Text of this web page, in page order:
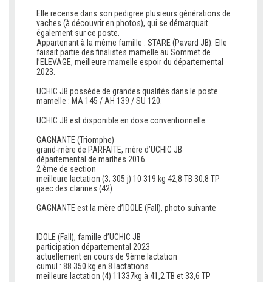
Elle recense dans son pedigree plusieurs générations de
vaches (à découvrir en photos), qui se démarquait
également sur ce poste.
Appartenant à la même famille : STARE (Pavard JB). Elle
faisait partie des finalistes mamelle au Sommet de
l’ELEVAGE, meilleure mamelle espoir du départemental
2023.
UCHIC JB possède de grandes qualités dans le poste
mamelle : MA 145 / AH 139 / SU 120.
UCHIC JB est disponible en dose conventionnelle.
GAGNANTE (Triomphe)
grand-mère de PARFAITE, mère d’UCHIC JB
départemental de marlhes 2016
2 ème de section
meilleure lactation (3; 305 j) 10 319 kg 42,8 TB 30,8 TP
gaec des clarines (42)
GAGNANTE est la mère d’IDOLE (Fall), photo suivante
IDOLE (Fall), famille d’UCHIC JB
participation départemental 2023
actuellement en cours de 9ème lactation
cumul : 88 350 kg en 8 lactations
meilleure lactation (4) 11337kg à 41,2 TB et 33,6 TP